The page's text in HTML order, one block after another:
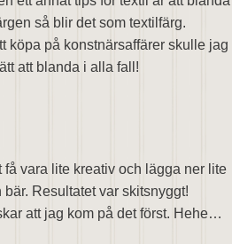
så blir det som textilfärg.
köpa på konstnärsaffärer skulle jag
att blanda i alla fall!
vara lite kreativ och lägga ner lite
Resultatet var skitsnyggt!
att jag kom på det först. Hehe…